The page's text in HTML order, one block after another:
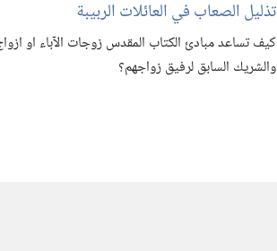
تذليل الصعاب في العائلات الربيبة
كيف تساعد مبادئ الكتاب المقدس زوجات الآباء او
والشريك السابق لرفيق زواجهم؟‏